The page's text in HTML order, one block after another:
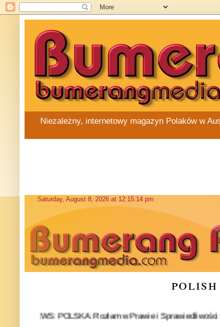
Niezależny, internetowy magazyn Polaków w
NEWS: POLSKA: Rozłam w Prawie i Sprawiedliwości